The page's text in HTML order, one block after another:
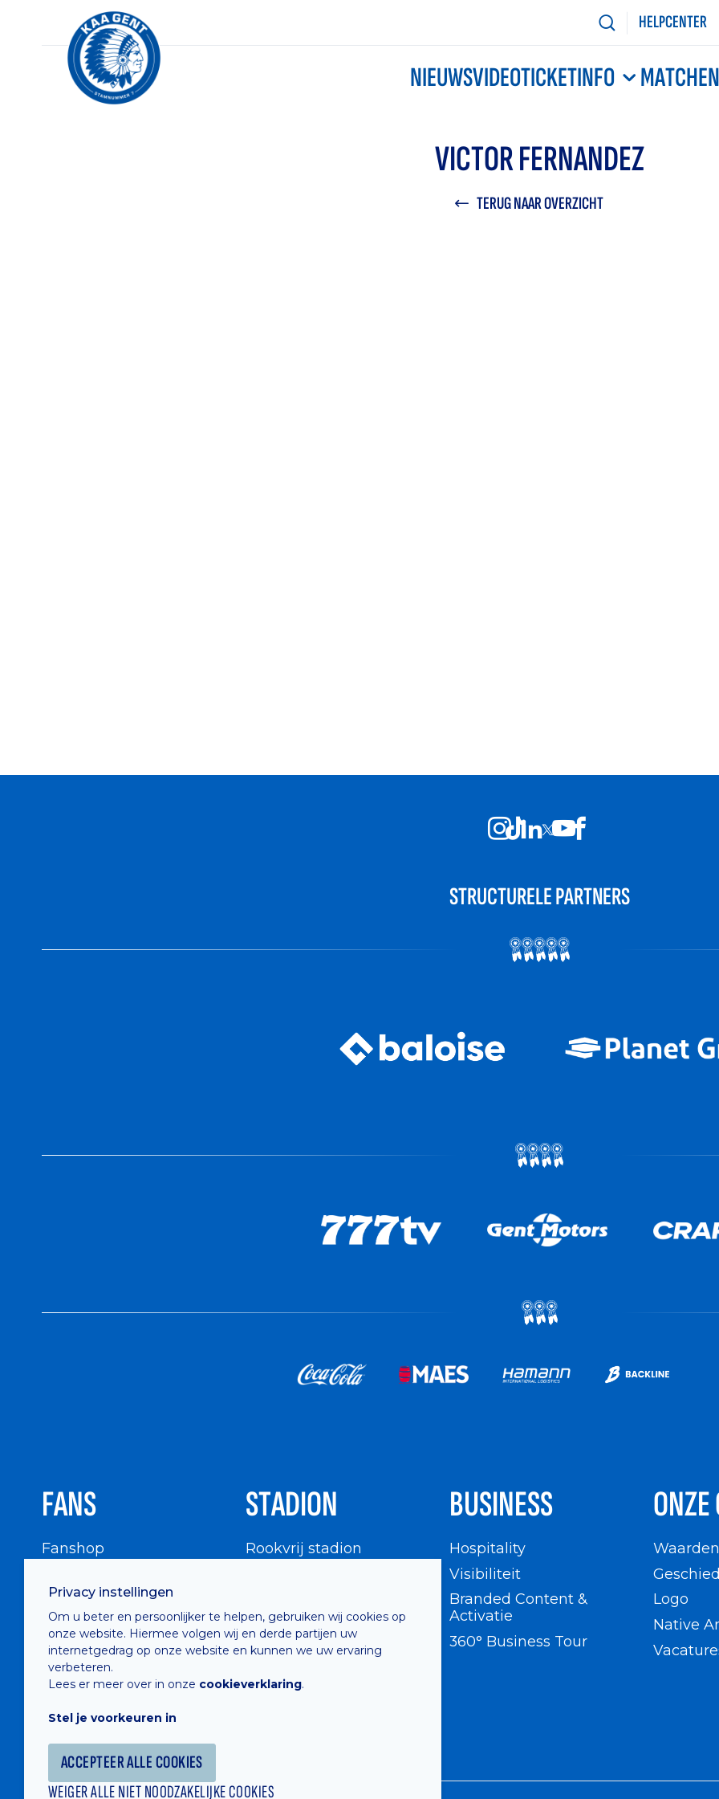
HELPCENTER
NIEUWSVIDEOTICKETINFO MATCHEN
VICTOR FERNANDEZ
TERUG NAAR OVERZICHT
Privacy instellingen
Om u beter en persoonlijker te helpen, gebruiken wij cookies op
onze website. Hiermee volgen wij en derde partijen uw
internetgedrag op onze website en kunnen we uw ervaring
verbeteren.
Lees er meer over in onze cookieverklaring.
Stel je voorkeuren in
ACCEPTEER ALLE COOKIES
WEIGER ALLE NIET NOODZAKELIJKE COOKIES
STRUCTURELE PARTNERS
FANS
Fanshop
Supportersraad
Buffalo Kids Club
Supportersfederatie
Supportersclubs
Fotoalbums
STADION
Rookvrij stadion
BUSINESS
Hospitality
Visibiliteit
Branded Content &
Activatie
360° Business Tour
Waarden
Logo
Native